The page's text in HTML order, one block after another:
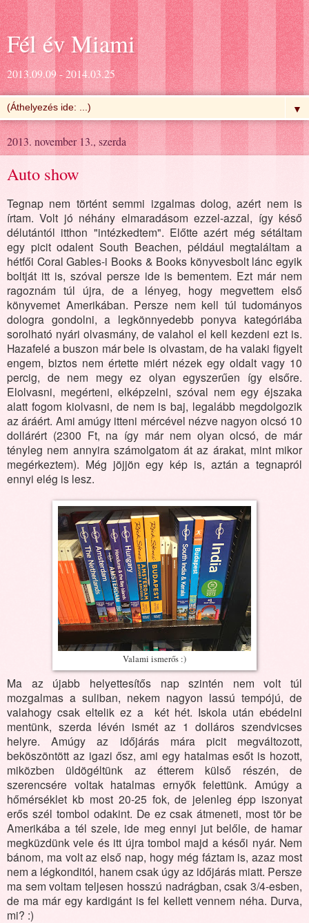
Fél év Miami
2013.09.09 - 2014.03.25
▼
2013. november 13., szerda
Auto show
Tegnap nem történt semmi izgalmas dolog, azért nem is
írtam. Volt jó néhány elmaradásom ezzel-azzal, így késő
délutántól itthon "intézkedtem". Előtte azért még sétáltam
egy picit odalent South Beachen, például megtaláltam a
hétfői Coral Gables-i Books & Books könyvesbolt lánc egyik
boltját itt is, szóval persze ide is bementem. Ezt már nem
ragoznám túl újra, de a lényeg, hogy megvettem első
könyvemet Amerikában. Persze nem kell túl tudományos
dologra gondolni, a legkönnyedebb ponyva kategóriába
sorolható nyári olvasmány, de valahol el kell kezdeni ezt is.
Hazafelé a buszon már bele is olvastam, de ha valaki figyelt
engem, biztos nem értette miért nézek egy oldalt vagy 10
percig, de nem megy ez olyan egyszerűen így elsőre.
Elolvasni, megérteni, elképzelni, szóval nem egy éjszaka
alatt fogom kiolvasni, de nem is baj, legalább megdolgozik
az áráért. Ami amúgy itteni mércével nézve nagyon olcsó 10
dollárért (2300 Ft, na így már nem olyan olcsó, de már
tényleg nem annyira számolgatom át az árakat, mint mikor
megérkeztem). Még jöjjön egy kép is, aztán a tegnapról
ennyi elég is lesz.
Valami ismerős :)
Ma az újabb helyettesítős nap szintén nem volt túl
mozgalmas a suliban, nekem nagyon lassú tempójú, de
valahogy csak eltelik ez a két hét. Iskola után ebédelni
mentünk, szerda lévén ismét az 1 dolláros szendvicses
helyre. Amúgy az időjárás mára picit megváltozott,
beköszöntött az igazi ősz, ami egy hatalmas esőt is hozott,
miközben üldögéltünk az étterem külső részén, de
szerencsére voltak hatalmas ernyők felettünk. Amúgy a
hőmérséklet kb most 20-25 fok, de jelenleg épp iszonyat
erős szél tombol odakint. De ez csak átmeneti, most tör be
Amerikába a tél szele, ide meg ennyi jut belőle, de hamar
megküzdünk vele és itt újra tombol majd a késői nyár. Nem
bánom, ma volt az első nap, hogy még fáztam is, azaz most
nem a légkonditól, hanem csak úgy az időjárás miatt. Persze
ma sem voltam teljesen hosszú nadrágban, csak 3/4-esben,
de ma már egy kardigánt is fel kellett vennem néha. Durva,
mi? :)